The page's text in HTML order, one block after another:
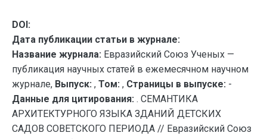
DOI:
Дата публикации статьи в журнале:
Название журнала: Евразийский Союз Ученых —
публикация научных статей в ежемесячном научном
журнале, Выпуск: , Том: , Страницы в выпуске: -
Данные для цитирования: . СЕМАНТИКА
АРХИТЕКТУРНОГО ЯЗЫКА ЗДАНИЙ ДЕТСКИХ
САДОВ СОВЕТСКОГО ПЕРИОДА // Евразийский Союз